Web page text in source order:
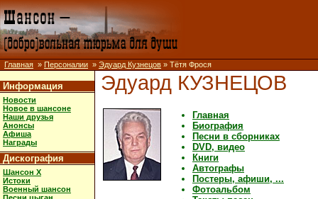
Главная » Персоналии » Эдуард Кузнецов » Тётя Фрося
Информация
Новости
Новое в шансоне
Наши друзья
Анонсы
Афиша
Награды
Дискография
Шансон X
Истоки
Военный шансон
Эдуард КУЗНЕЦОВ
Главная
Биография
Песни в сборниках
DVD, видео
Книги
Автографы
Постеры, афиши, ...
Фотоальбом